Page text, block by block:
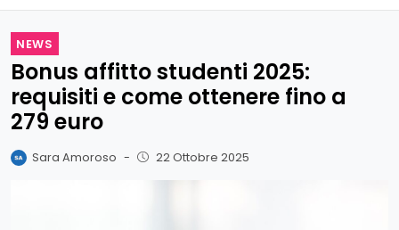
NEWS
Bonus affitto studenti 2025:
requisiti e come ottenere fino a
279 euro
Sara Amoroso - 22 Ottobre 2025